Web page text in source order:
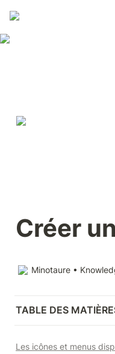
Créer
TABLE DES
Les icônes et menus